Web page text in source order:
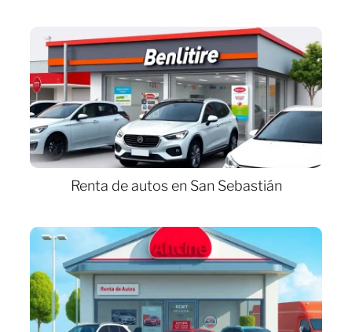
Renta de autos en San Sebastián